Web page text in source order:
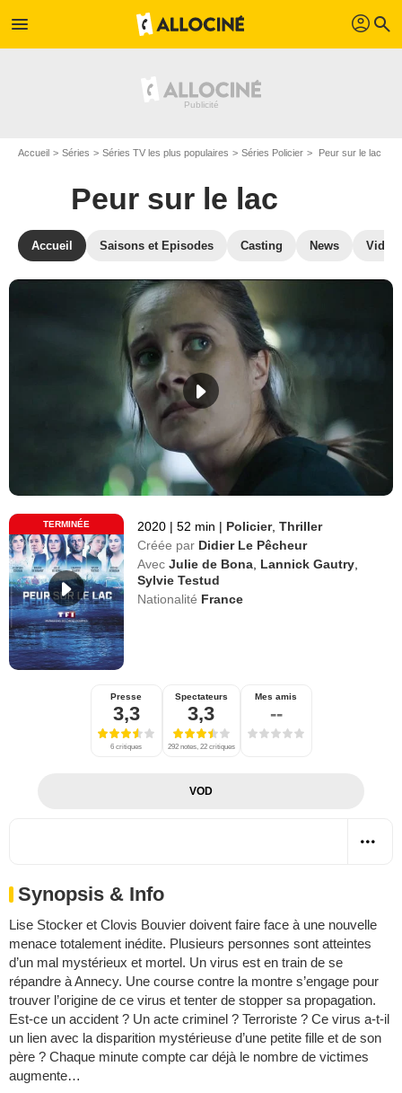
menu profil search
Accueil Séries Séries TV les plus populaires Séries Policier Peur sur le lac
Peur sur le lac
Accueil Saisons et Episodes Casting News
TERMINÉE 2020 | 52 min | Policier,Thriller
Créée par Didier Le Pêcheur
Avec Julie de Bona Lannick Gautry
Sylvie Testud
Nationalité France
Presse
3,3
6 critiques
Spectateurs
3,3
292 notes, 22 critiques
Mes amis
--
VOD
Synopsis & Info
Lise Stocker et Clovis Bouvier doivent faire face à une nouvelle
menace totalement inédite. Plusieurs personnes sont atteintes
d’un mal mystérieux et mortel. Un virus est en train de se
répandre à Annecy. Une course contre la montre s’engage pour
trouver l’origine de ce virus et tenter de stopper sa propagation.
Est-ce un accident ? Un acte criminel ? Terroriste ? Ce virus a-t-il
un lien avec la disparition mystérieuse d’une petite fille et de son
père ? Chaque minute compte car déjà le nombre de victimes
augmente…